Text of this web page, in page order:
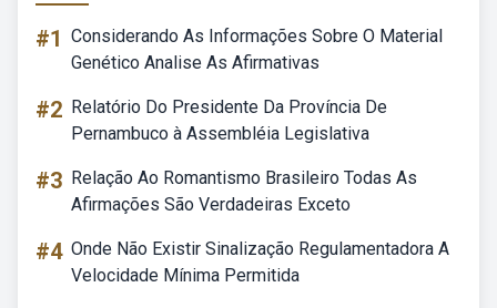
#1 Considerando As Informações Sobre O Material
Genético Analise As Afirmativas
#2 Relatório Do Presidente Da Província De
Pernambuco à Assembléia Legislativa
#3 Relação Ao Romantismo Brasileiro Todas As
Afirmações São Verdadeiras Exceto
#4 Onde Não Existir Sinalização Regulamentadora A
Velocidade Mínima Permitida